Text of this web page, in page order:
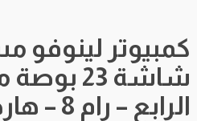
كمبيوتر لينوفو
الرابع – رام 8 – هارد 250